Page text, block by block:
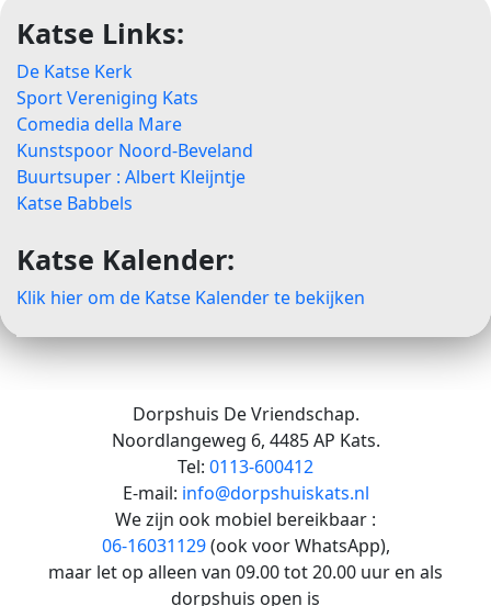
Katse Links:
De Katse Kerk
Sport Vereniging Kats
Comedia della Mare
Kunstspoor Noord-Beveland
Buurtsuper : Albert Kleijntje
Katse Babbels
Katse Kalender:
Klik hier om de Katse Kalender te bekijken
Dorpshuis De Vriendschap.
Noordlangeweg 6, 4485 AP Kats.
Tel: 0113-600412
E-mail: info@dorpshuiskats.nl
We zijn ook mobiel bereikbaar :
06-16031129(ook voor WhatsApp),
maar let op alleen van 09.00 tot 20.00 uur en als
dorpshuis open is